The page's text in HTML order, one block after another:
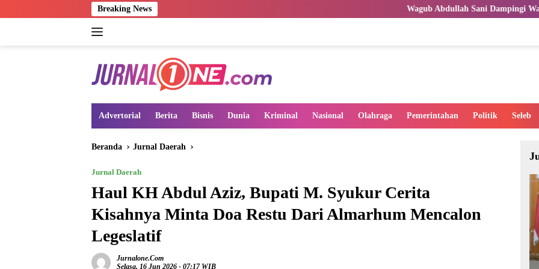
ke
Breaking News Wagub Abdullah Sani Dampingi Wamen Dikdasmen RI
Advertorial Berita Bisnis Dunia Kriminal Nasional Olahraga Pemerintahan Politik Seleb
Beranda Jurnal Daerah
Jurnal Daerah
Haul KH Abdul Aziz, Bupati M. Syukur Cerita
Kisahnya Minta Doa Restu Dari Almarhum Mencalon
Legeslatif
Jurnalone.com
Selasa, 16 Jun 2026 - 07:17 WIB